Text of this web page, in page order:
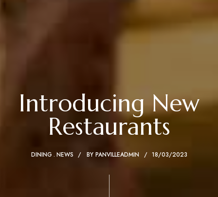
Introducing New
Restaurants
DINING NEWS BY PANVILLEADMIN 18/03/2023